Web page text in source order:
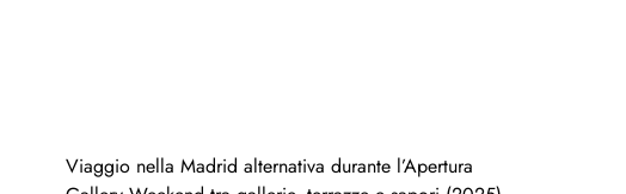
Viaggio nella Madrid alternativa durante l’Apertura